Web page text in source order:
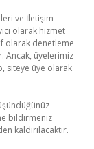
ve İletişim
olarak hizmet
olarak denetleme
Ancak, üyelerimiz
siteye üye olarak
bildirmeniz
kaldırılacaktır.